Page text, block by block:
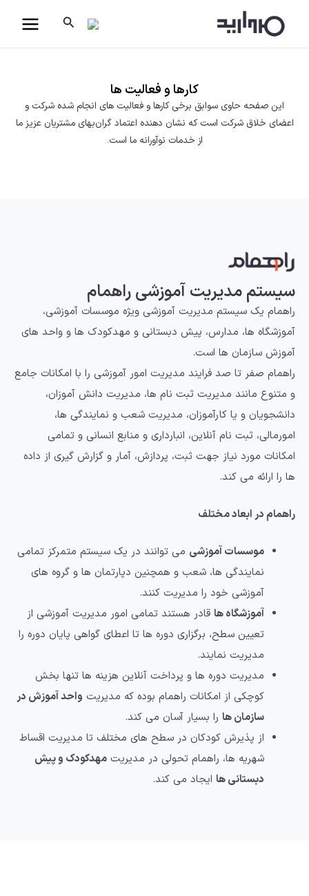
جستجو
کارها و فعالیت ها
این صفحه حاوی سوابق برخی کارها و فعالیت های انجام شده شرکت و
اعضای خلاق شرکت است که نشان دهنده اعتماد گران‌بهای مشتریان عزیز ما
از خدمات نوآورانه ما است.
سیستم مدیریت آموزشی راهمام
راهمام یک سیستم مدیریت آموزشی ویژه موسسات آموزشی،
آموزشگاه ها، مدارس، پیش دبستانی و مهدکودک ها و واحد های
آموزش سازمان ها است.
راهمام صفر تا صد فرایند مدیریت امور آموزشی را با امکانات جامع
و متنوع مانند مدیریت ثبت نام ها، مدیریت دانش آموزان،
دانشجویان و یا کارآموزان، مدیریت شعب و نمایندگی ها،
امورمالی، ثبت نام آنلاین، انبارداری و منابع انسانی و تمامی
امکانات مورد نیاز جهت ثبت، پردازش، آمار و گزارش گیری از داده
ها را ارائه می کند.
راهمام در ابعاد مختلف
موسسات آموزشی می توانند در یک سیستم متمرکز تمامی
نمایندگی ها، شعب و همچنین دپارتمان ها و گروه های
آموزشی خود را مدیریت کنند.
آموزشگاه ها قادر هستند تمامی امور مدیریت آموزشی از
تعیین سطح، برگزاری دوره ها تا اعطای گواهی پایان دوره را
مدیریت نمایند.
مدیریت دوره ها و پرداخت آنلاین هزینه ها تنها بخش
کوچکی از امکانات راهمام بوده که مدیریت واحد آموزش در
سازمان ها را بسیار آسان می کند.
از پذیرش کودکان در سطح های مختلف تا مدیریت اقساط
شهریه ها، راهمام تحولی در مدیریت مهدکودک و پیش
دبستانی ها ایجاد می کند.